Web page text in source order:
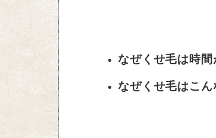
なぜくせ毛は時間
なぜくせ毛はこん